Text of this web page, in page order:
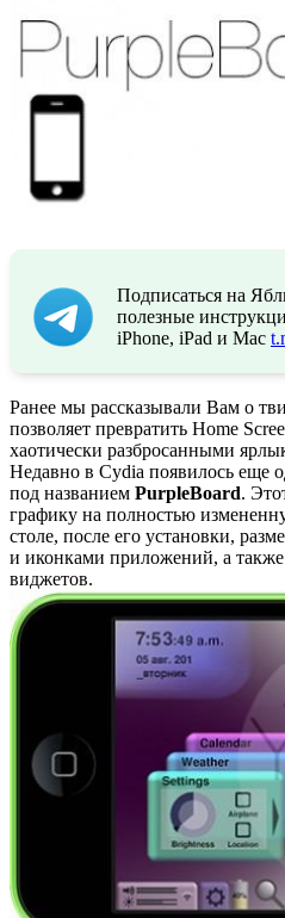
Подписаться на
полезные
iPhone, iPad и Mac
Ранее мы рассказывали Вам о
позволяет превратить Home
хаотически разбросанными
Недавно в Cydia появилось еще
под названием PurpleBoard.
графику на полностью
столе, после его установки,
и иконками приложений, а также
виджетов.